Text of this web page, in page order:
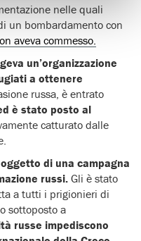
nelle quali
un bombardamento con
aveva commesso.
un’organizzazione
a ottenere
russa, è entrato
è stato posto al
catturato dalle
oggetto di una campagna
russi. Gli è stato
a tutti i prigionieri di
sottoposto a
russe impediscono